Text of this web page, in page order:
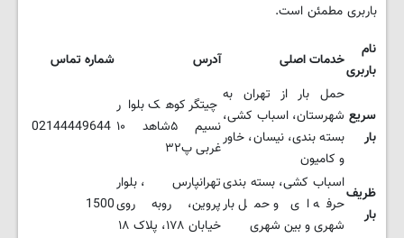
باربری مطمئن است.
نام
باربری
خدمات اصلی آدرس شماره تماس
سریع
بار
حمل بار از تهران به
شهرستان، اسباب کشی،
بسته بندی، نیسان، خاور
و کامیون
چیتگر کوهک بلوار
نسیم ۵شاهد ۱۰
غربی پ۳۲
ظریف
بار
اسباب کشی، بسته بندی
حرفه ای و حمل بار
شهری و بین شهری
تهرانپارس، بلوار
پروین، روبه روی
خیابان ۱۷۸، پلاک ۱۸
1500